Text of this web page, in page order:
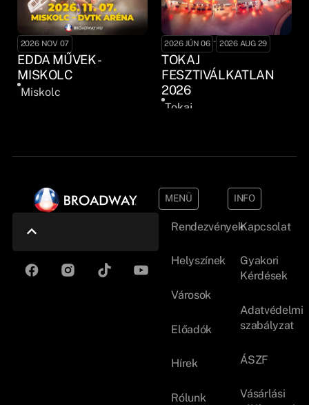
2026 NOV 07
EDDA MŰVEK -
MISKOLC
Miskolc
2026 JÚN 06 - 2026 AUG 29
TOKAJ
FESZTIVÁLKATLAN
2026
Tokaj
MENÜ
Rendezvények
Helyszínek
Városok
Előadók
Hírek
Rólunk
INFO
Kapcsolat
Gyakori
Kérdések
Adatvédelmi
szabályzat
ÁSZF
Vásárlási